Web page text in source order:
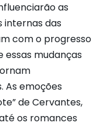
as
internas das
com o progresso
essas mudanças
As emoções
de Cervantes,
os romances